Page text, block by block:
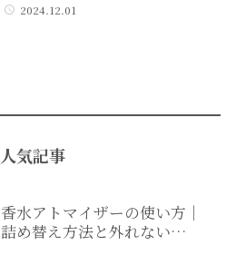
2024.12.01
人気記事
香水アトマイザーの使い方｜
詰め替え方法と外れない…